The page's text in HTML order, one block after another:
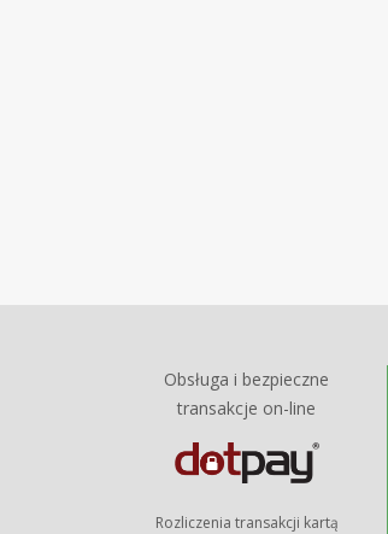
Obsługa i bezpieczne
transakcje on-line
Rozliczenia transakcji kartą